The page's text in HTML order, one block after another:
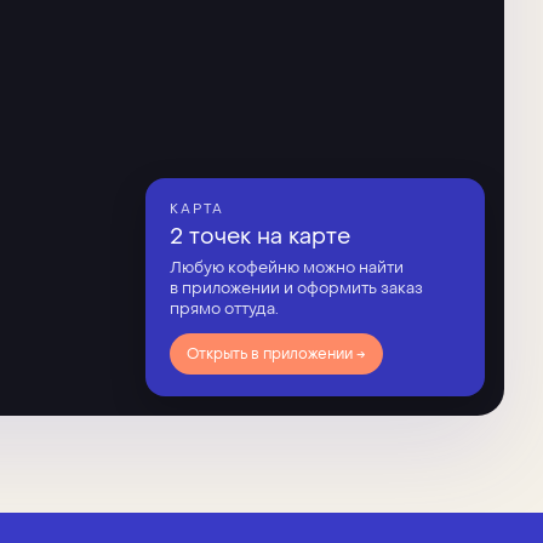
КАРТА
2 точек на карте
Любую кофейню можно найти
в приложении и оформить заказ
прямо оттуда.
Открыть в приложении →